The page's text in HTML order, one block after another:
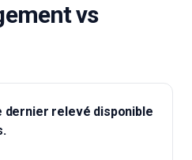
vs
dernier relevé disponible